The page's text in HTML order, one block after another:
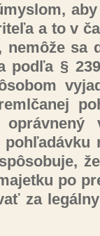
a to v
ne­mô­že sa
pod­ľa §
po
za